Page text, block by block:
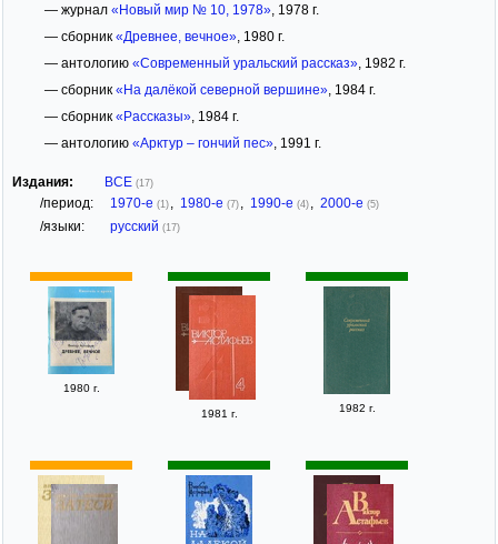
— журнал «Новый мир № 10, 1978», 1978 г.
— сборник «Древнее, вечное», 1980 г.
— антологию «Современный уральский рассказ», 1982 г.
— сборник «На далёкой северной вершине», 1984 г.
— сборник «Рассказы», 1984 г.
— антологию «Арктур – гончий пес», 1991 г.
Издания: ВСЕ (17)
/период: 1970-е (1) 1980-е (7) 1990-е (4) 2000-е (5)
/языки: русский (17)
1980 г.
1981 г. 1982 г.